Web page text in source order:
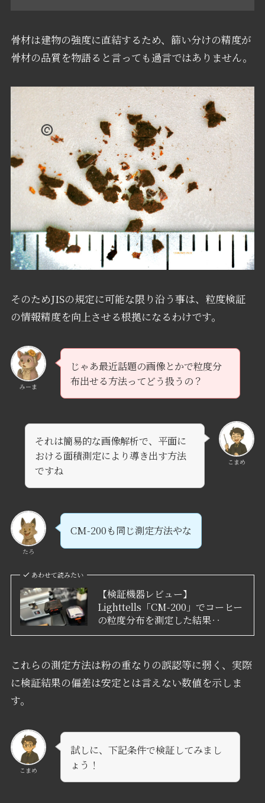
骨材は建物の強度に直結するため、篩い分けの精度が
骨材の品質を物語ると言っても過言ではありません。
そのためJISの規定に可能な限り沿う事は、粒度検証
の情報精度を向上させる根拠になるわけです。
みーま
じゃあ最近話題の画像とかで粒度分
布出せる方法ってどう扱うの？
こまめ
それは簡易的な画像解析で、平面に
おける面積測定により導き出す方法
ですね
たろ
CM-200も同じ測定方法やな
あわせて読みたい
【検証機器レビュー】
Lighttells「CM-200」でコーヒー
の粒度分布を測定した結果‥
これらの測定方法は粉の重なりの誤認等に弱く、実際
に検証結果の偏差は安定とは言えない数値を示しま
す。
こまめ
試しに、下記条件で検証してみまし
ょう！